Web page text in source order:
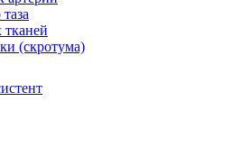
(скротума)